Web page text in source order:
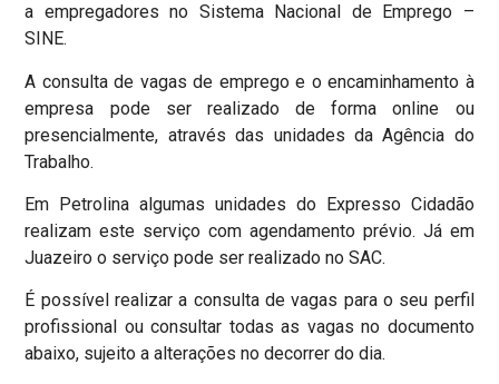
a empregadores no Sistema Nacional de Emprego –
SINE.
A consulta de vagas de emprego e o encaminhamento à
empresa pode ser realizado de forma online ou
presencialmente, através das unidades da Agência do
Trabalho.
Em Petrolina algumas unidades do Expresso Cidadão
realizam este serviço com agendamento prévio. Já em
Juazeiro o serviço pode ser realizado no SAC.
É possível realizar a consulta de vagas para o seu perfil
profissional ou consultar todas as vagas no documento
abaixo, sujeito a alterações no decorrer do dia.